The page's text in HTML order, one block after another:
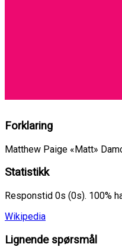
Forklaring
Matthew Paige «Matt»
Statistikk
Responstid 0s (0s). 100%
Wikipedia
Lignende spørsmål